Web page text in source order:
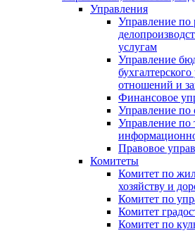
Управления
Управление по
услугам
Управление
отношений и
Финансовое
Управление по
Управление по
Правовое
Комитеты
Комитет по
хозяйству и
Комитет по
Комитет
Комитет по